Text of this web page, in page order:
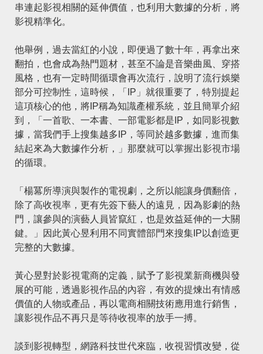
串連起影視相關的延伸價值，也利用大數據的分析，將
影視精準化。
他舉例，過去當紅的小說，即便過了數十年，再拿出來
翻拍，也會成為熱門題材，甚至不論是音樂曲風、穿搭
風格，也有一定時間循環會再次流行，說明了流行娛樂
部分可控制性，這時候，「IP」就很重要了，特別提起
這項核心的他，將IP稱為知識產權系統，並且簡單介紹
到，「一首歌、一本書、一部電影都是IP，如同影視數
據，當我們手上搜集越多IP，等同於越多數據，進而集
結起來為大數據作分析，」那麼就可以掌握出影視市場
的循環。
「楊冪所導演與製作的電視劇，之所以能讓身價翻倍，
除了高收視率，更有先簽下藝人的遠見，因為影劇的熱
門，讓參與的演藝人員皆竄紅，也是效益延伸的一大關
鍵。」因此黃心昱利用不同實體部門來搜集IP以創造更
完整的大數據。
黃心昱對於影視電商的定義，賦予了影視業新商機與發
展的可能，透過影視作品的內容，有效的提煉出有情感
價值的人物或產品，再以電商相關技術應用進行銷售，
讓影視作品不再只是等待收視率的放手一搏。
談到影視轉型，網路科技世代來臨，收視習慣改變，從